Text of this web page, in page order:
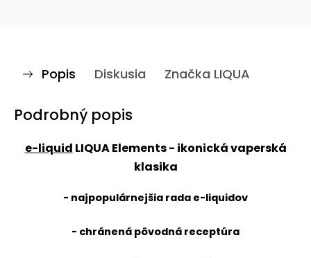
Popis Diskusia Značka LIQUA
Podrobný popis
e-liquid LIQUA Elements- ikonická vaperská
klasika
- najpopulárnejšia rada e-liquidov
- chránená pôvodná receptúra